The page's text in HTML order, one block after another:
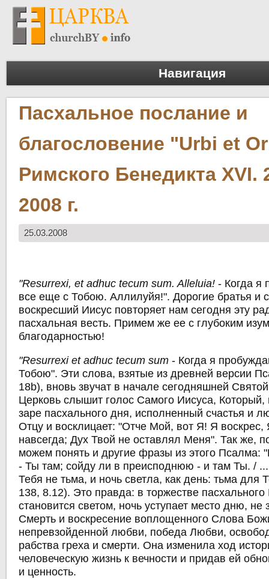
Навигация
Пасхальное послание и
благословение "Urbi et
Римского Бенедикта XVI.
2008 г.
25.03.2008
"Resurrexi, et adhuc tecum sum. Alleluia! - Когда я
все еще с Тобою. Аллилуйя!". Дорогие братья и
воскресший Иисус повторяет нам сегодня эту
пасхальная весть. Примем же ее с глубоким
благодарностью!
"Resurrexi et adhuc tecum sum- Когда я
Тобою". Эти слова, взятые из древней версии
18b), вновь звучат в начале сегодняшней
Церковь слышит голос Самого Иисуса, Который,
заре пасхального дня, исполненный счастья и
Отцу и восклицает: "Отче Мой, вот Я! Я воскрес,
навсегда; Дух Твой не оставлял Меня". Так же,
можем понять и другие фразы из этого Псалма:
- Ты там; сойду ли в преисподнюю - и там Ты. /
Тебя не тьма, и ночь светла, как день: тьма для
138, 8.12). Это правда: в торжестве
становится светом, ночь уступает место дню,
Смерть и воскресение воплощенного Слова
непревзойденной любви, победа Любви,
рабства греха и смерти. Она изменила ход
человеческую жизнь к вечности и придав ей
и ценность.